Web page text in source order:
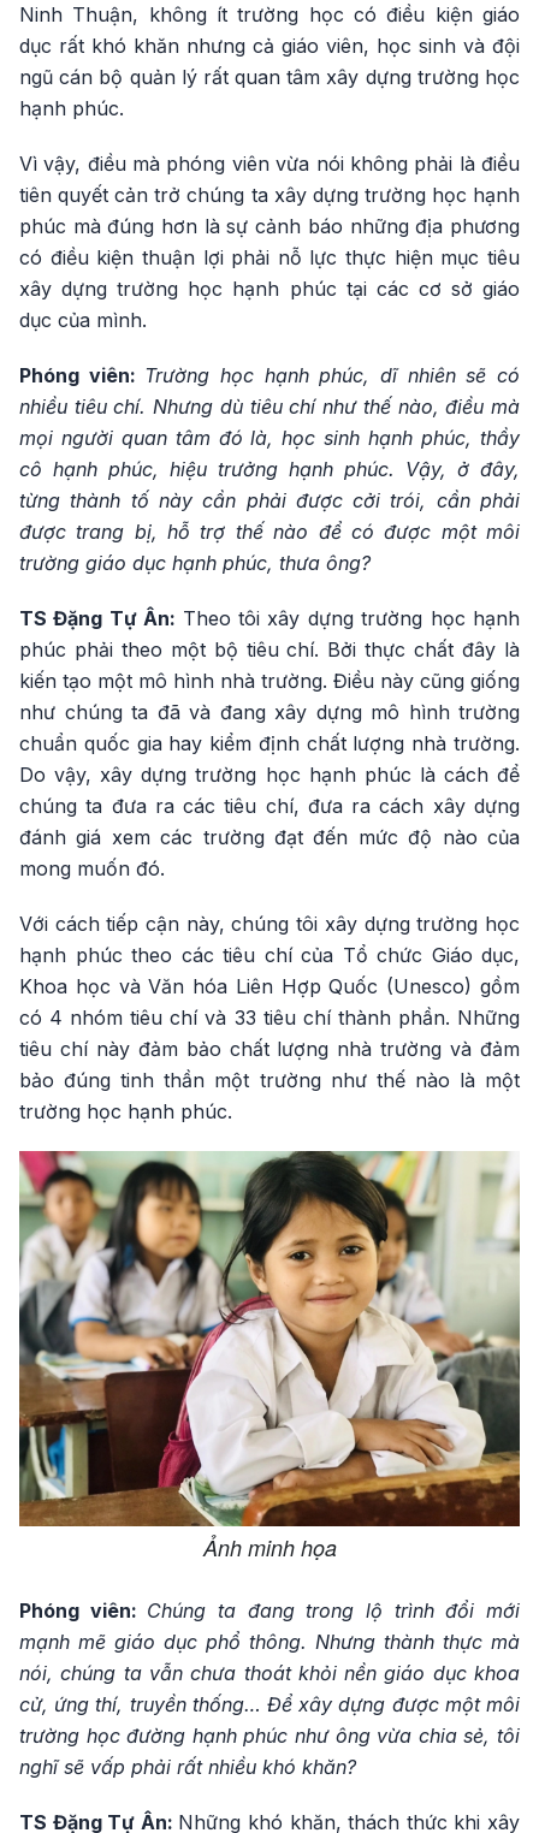
Ninh Thuận, không ít trường học có điều kiện giáo
dục rất khó khăn nhưng cả giáo viên, học sinh và đội
ngũ cán bộ quản lý rất quan tâm xây dựng trường học
hạnh phúc.
Vì vậy, điều mà phóng viên vừa nói không phải là điều
tiên quyết cản trở chúng ta xây dựng trường học hạnh
phúc mà đúng hơn là sự cảnh báo những địa phương
có điều kiện thuận lợi phải nỗ lực thực hiện mục tiêu
xây dựng trường học hạnh phúc tại các cơ sở giáo
dục của mình.
Phóng viên: Trường học hạnh phúc, dĩ nhiên sẽ có
nhiều tiêu chí. Nhưng dù tiêu chí như thế nào, điều mà
mọi người quan tâm đó là, học sinh hạnh phúc, thầy
cô hạnh phúc, hiệu trưởng hạnh phúc. Vậy, ở đây,
từng thành tố này cần phải được cởi trói, cần phải
được trang bị, hỗ trợ thế nào để có được một môi
trường giáo dục hạnh phúc, thưa ông?
TS Đặng Tự Ân: Theo tôi xây dựng trường học hạnh
phúc phải theo một bộ tiêu chí. Bởi thực chất đây là
kiến tạo một mô hình nhà trường. Điều này cũng giống
như chúng ta đã và đang xây dựng mô hình trường
chuẩn quốc gia hay kiểm định chất lượng nhà trường.
Do vậy, xây dựng trường học hạnh phúc là cách để
chúng ta đưa ra các tiêu chí, đưa ra cách xây dựng
đánh giá xem các trường đạt đến mức độ nào của
mong muốn đó.
Với cách tiếp cận này, chúng tôi xây dựng trường học
hạnh phúc theo các tiêu chí của Tổ chức Giáo dục,
Khoa học và Văn hóa Liên Hợp Quốc (Unesco) gồm
có 4 nhóm tiêu chí và 33 tiêu chí thành phần. Những
tiêu chí này đảm bảo chất lượng nhà trường và đảm
bảo đúng tinh thần một trường như thế nào là một
trường học hạnh phúc.
Ảnh minh họa
Phóng viên: Chúng ta đang trong lộ trình đổi mới
mạnh mẽ giáo dục phổ thông. Nhưng thành thực mà
nói, chúng ta vẫn chưa thoát khỏi nền giáo dục khoa
cử, ứng thí, truyền thống… Để xây dựng được một môi
trường học đường hạnh phúc như ông vừa chia sẻ, tôi
nghĩ sẽ vấp phải rất nhiều khó khăn?
TS Đặng Tự Ân: Những khó khăn, thách thức khi xây